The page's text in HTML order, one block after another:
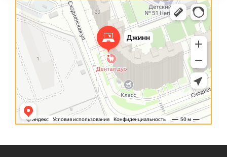
Джинн
Компьютерный ремонт и услуги в Москве и Московской области
Ремонт телефонов в Москве и Московской области